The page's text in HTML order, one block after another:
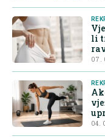
li
07.
04.